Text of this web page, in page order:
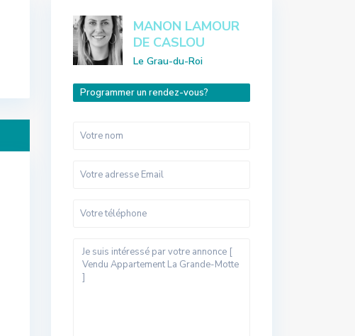
MANON LAMOUR
DE CASLOU
Le Grau-du-Roi
Programmer un rendez-vous?